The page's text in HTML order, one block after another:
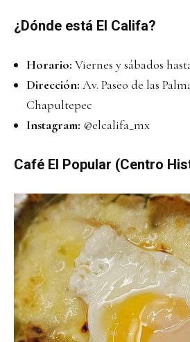
¿Dónde está El Califa?
Horario: Viernes y sábados
Dirección: Av. Paseo de las
Chapultepec
Instagram: @elcalifa_mx
Café El Popular (Centro